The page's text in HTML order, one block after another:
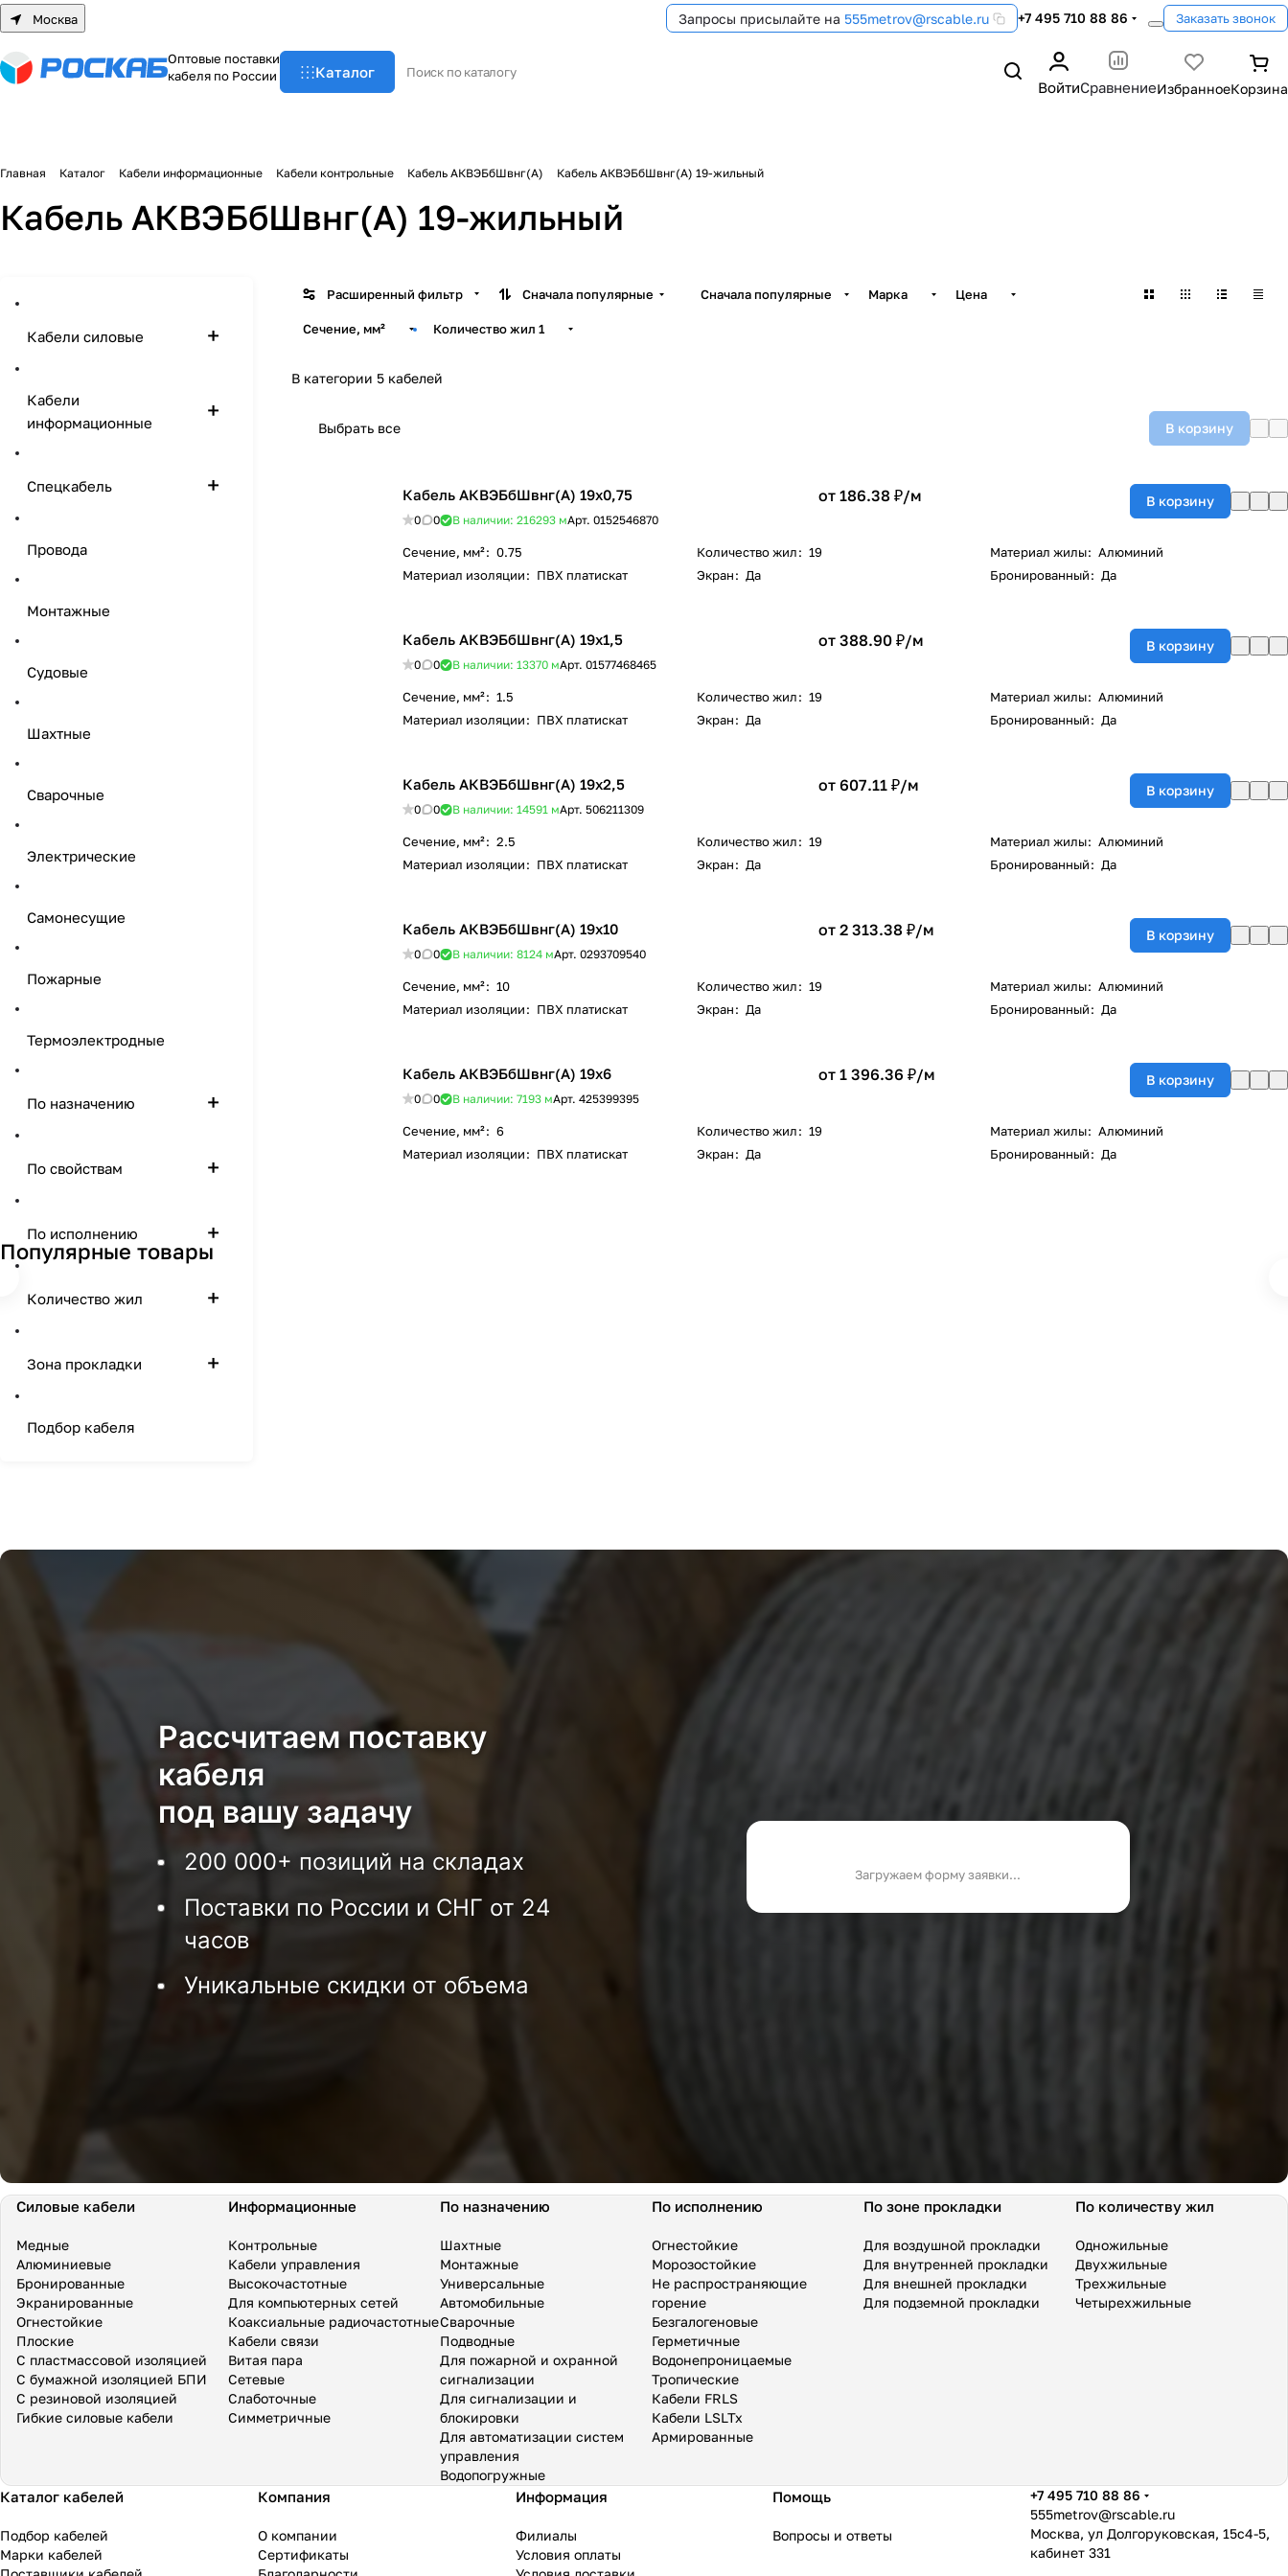
Москва Запросы присылайте на 555metrov@rscable.ru +7 495 710 88 86 Заказать звонок
Оптовые поставки
кабеля по России
Каталог
ВойтиСравнение
Главная Каталог Кабели информационные Кабели контрольные Кабель АКВЭБбШвнг(А) Кабель АКВЭБбШвнг(А) 19-жильный
Кабель АКВЭБбШвнг(А) 19-жильный
Расширенный фильтр Сначала популярные Сначала популярные Марка Цена
Сечение, мм² Количество жил 1
В категории 5 кабелей
Выбрать все В корзину
Кабель АКВЭБбШвнг(А) 19х0,75
0 0 В наличии: 216293 мАрт. 0152546870
от 186.38 ₽/м В корзину
Сечение, мм²: 0.75 Количество жил: 19 Материал жилы: Алюминий
Материал изоляции: ПВХ платискат Экран: Да Бронированный: Да
Кабель АКВЭБбШвнг(А) 19х1,5
0 0 В наличии: 13370 мАрт. 01577468465
от 388.90 ₽/м В корзину
Сечение, мм²: 1.5 Количество жил: 19 Материал жилы: Алюминий
Материал изоляции: ПВХ платискат Экран: Да Бронированный: Да
Кабель АКВЭБбШвнг(А) 19х2,5
0 0 В наличии: 14591 мАрт. 506211309
от 607.11 ₽/м В корзину
Сечение, мм²: 2.5 Количество жил: 19 Материал жилы: Алюминий
Материал изоляции: ПВХ платискат Экран: Да Бронированный: Да
Кабель АКВЭБбШвнг(А) 19х10
0 0 В наличии: 8124 мАрт. 0293709540
от 2 313.38 ₽/м В корзину
Сечение, мм²: 10 Количество жил: 19 Материал жилы: Алюминий
Материал изоляции: ПВХ платискат Экран: Да Бронированный: Да
Кабель АКВЭБбШвнг(А) 19х6
0 0 В наличии: 7193 мАрт. 425399395
от 1 396.36 ₽/м В корзину
Сечение, мм²: 6 Количество жил: 19 Материал жилы: Алюминий
Материал изоляции: ПВХ платискат Экран: Да Бронированный: Да
Популярные товары
Кабели силовые
Кабели
информационные
Спецкабель
Провода
Монтажные
Судовые
Шахтные
Сварочные
Электрические
Самонесущие
Пожарные
Термоэлектродные
По назначению
По свойствам
По исполнению
Количество жил
Зона прокладки
Подбор кабеля
Рассчитаем поставку
кабеля
под вашу задачу
200 000+ позиций на складах
Поставки по России и СНГ от 24
часов
Уникальные скидки от объема
Загружаем форму заявки...
Силовые кабели
Медные
Алюминиевые
Бронированные
Экранированные
Огнестойкие
Плоские
С пластмассовой изоляцией
С бумажной изоляцией БПИ
С резиновой изоляцией
Гибкие силовые кабели
Информационные
Контрольные
Кабели управления
Высокочастотные
Для компьютерных сетей
Коаксиальные радиочастотные
Кабели связи
Витая пара
Сетевые
Слаботочные
Симметричные
По назначению
Шахтные
Монтажные
Универсальные
Автомобильные
Сварочные
Подводные
Для пожарной и охранной
сигнализации
Для сигнализации и
блокировки
Для автоматизации систем
управления
Водопогружные
По исполнению
Огнестойкие
Морозостойкие
Не распространяющие
горение
Безгалогеновые
Герметичные
Водонепроницаемые
Тропические
Кабели FRLS
Кабели LSLTx
Армированные
По зоне прокладки
Для воздушной прокладки
Для внутренней прокладки
Для внешней прокладки
Для подземной прокладки
По количеству жил
Одножильные
Двухжильные
Трехжильные
Четырехжильные
Каталог кабелей
Подбор кабелей
Марки кабелей
Компания
О компании
Сертификаты
Информация
Филиалы
Условия оплаты
Помощь
Вопросы и ответы
+7 495 710 88 86
555metrov@rscable.ru
Москва, ул Долгоруковская, 15с4-5,
кабинет 331